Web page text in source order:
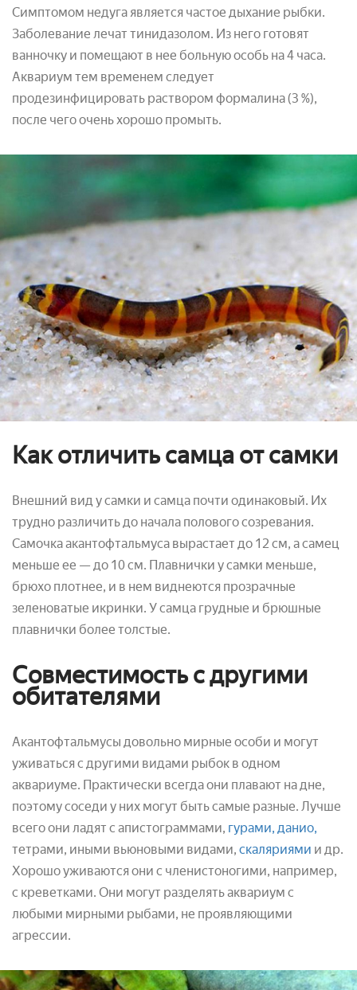
Симптомом недуга является частое дыхание рыбки.
Заболевание лечат тинидазолом. Из него готовят
ванночку и помещают в нее больную особь на 4 часа.
Аквариум тем временем следует
продезинфицировать раствором формалина (3 %),
после чего очень хорошо промыть.
Как отличить самца от самки
Внешний вид у самки и самца почти одинаковый. Их
трудно различить до начала полового созревания.
Самочка акантофтальмуса вырастает до 12 см, а самец
меньше ее — до 10 см. Плавнички у самки меньше,
брюхо плотнее, и в нем виднеются прозрачные
зеленоватые икринки. У самца грудные и брюшные
плавнички более толстые.
Совместимость с другими
обитателями
Акантофтальмусы довольно мирные особи и могут
уживаться с другими видами рыбок в одном
аквариуме. Практически всегда они плавают на дне,
поэтому соседи у них могут быть самые разные. Лучше
всего они ладят с апистограммами, гурами, данио,
тетрами, иными вьюновыми видами, скаляриями и др.
Хорошо уживаются они с членистоногими, например,
с креветками. Они могут разделять аквариум с
любыми мирными рыбами, не проявляющими
агрессии.